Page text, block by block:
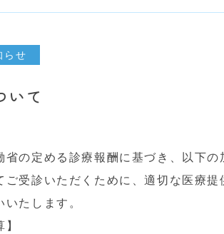
らせ
いて
省の定める診療報酬に基づき、以下の
ご受診いただくために、適切な医療
たします。